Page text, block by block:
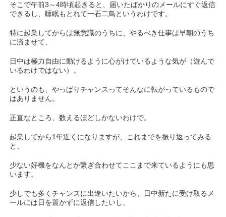
そこで午前3～4時頃起きると、届いたばかりのメールにすぐ返信
できるし、睡眠もとれて一石二鳥というわけです。
特に起業してからは無意識のうちに、やるべき仕事は早朝のうち
に済ませて、
日中は極力自由に動けるように心がけているような気が（遊んで
いるわけではない）。
というのも、やっぱりチャンスってそんなに転がっているもので
はありません。
正直なところ、数えるほどしかないわけで。
起業してから1年近くになりますが、これまでを振り返ってみる
と、
少ない好機をなんとか繋ぎ合わせてここまで来ているようにも思
います。
少しでも多くチャンスに出逢いたいから、日中新たに受け取るメ
ールには日を置かずに返信したいし、